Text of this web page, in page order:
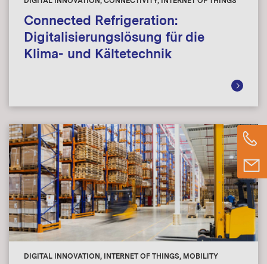
Connected Refrigeration:
Digitalisierungslösung für die
Klima- und Kältetechnik
DIGITAL INNOVATION, INTERNET OF THINGS, MOBILITY